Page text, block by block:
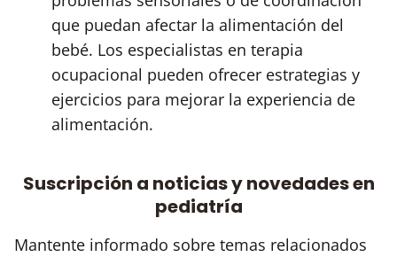
que puedan afectar la alimentación del
bebé. Los especialistas en terapia
ocupacional pueden ofrecer estrategias y
ejercicios para mejorar la experiencia de
alimentación.
Suscripción a noticias y novedades en
pediatría
Mantente informado sobre temas relacionados